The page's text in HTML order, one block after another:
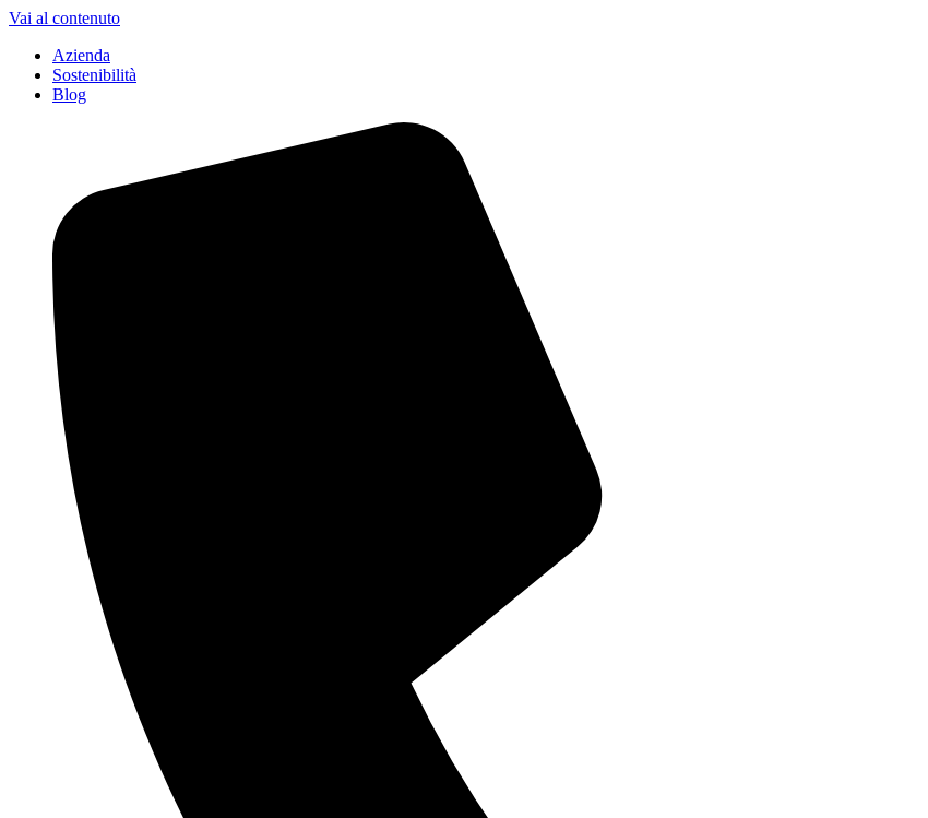
Vai al contenuto
Azienda
Sostenibilità
Blog